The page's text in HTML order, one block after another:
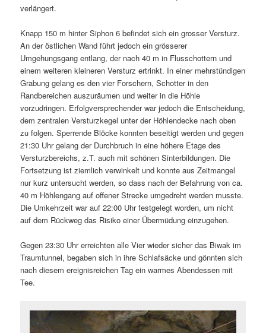
verlängert.
Knapp 150 m hinter Siphon 6 befindet sich ein grosser Versturz.
An der östlichen Wand führt jedoch ein grösserer
Umgehungsgang entlang, der nach 40 m in Flusschottern und
einem weiteren kleineren Versturz ertrinkt. In einer mehrstündigen
Grabung gelang es den vier Forschern, Schotter in den
Randbereichen auszuräumen und weiter in die Höhle
vorzudringen. Erfolgversprechender war jedoch die Entscheidung,
dem zentralen Versturzkegel unter der Höhlendecke nach oben
zu folgen. Sperrende Blöcke konnten beseitigt werden und gegen
21:30 Uhr gelang der Durchbruch in eine höhere Etage des
Versturzbereichs, z.T. auch mit schönen Sinterbildungen. Die
Fortsetzung ist ziemlich verwinkelt und konnte aus Zeitmangel
nur kurz untersucht werden, so dass nach der Befahrung von ca.
40 m Höhlengang auf offener Strecke umgedreht werden musste.
Die Umkehrzeit war auf 22:00 Uhr festgelegt worden, um nicht
auf dem Rückweg das Risiko einer Übermüdung einzugehen.
Gegen 23:30 Uhr erreichten alle Vier wieder sicher das Biwak im
Traumtunnel, begaben sich in ihre Schlafsäcke und gönnten sich
nach diesem ereignisreichen Tag ein warmes Abendessen mit
Tee.